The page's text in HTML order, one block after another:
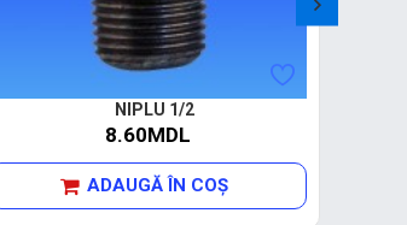
NIPLU 1/2
8.60MDL
ADAUGĂ ÎN COŞ